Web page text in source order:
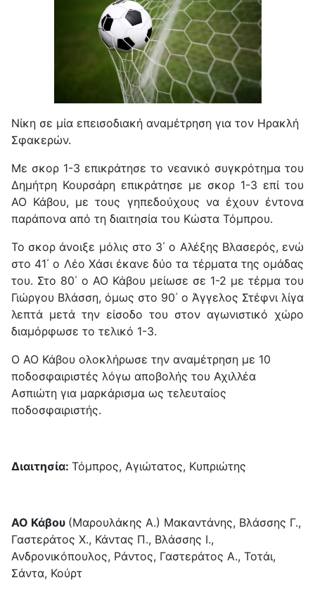
Νίκη σε μία επεισοδιακή αναμέτρηση για τον Ηρακλή
Σφακερών.
Με σκορ 1-3 επικράτησε το νεανικό συγκρότημα του
Δημήτρη Κουρσάρη επικράτησε με σκορ 1-3 επί του
ΑΟ Κάβου, με τους γηπεδούχους να έχουν έντονα
παράπονα από τη διαιτησία του Κώστα Τόμπρου.
Το σκορ άνοιξε μόλις στο 3΄ ο Αλέξης Βλασερός, ενώ
στο 41΄ ο Λέο Χάσι έκανε δύο τα τέρματα της ομάδας
του. Στο 80΄ ο ΑΟ Κάβου μείωσε σε 1-2 με τέρμα του
Γιώργου Βλάσση, όμως στο 90΄ ο Άγγελος Στέφνι λίγα
λεπτά μετά την είσοδο του στον αγωνιστικό χώρο
διαμόρφωσε το τελικό 1-3.
Ο ΑΟ Κάβου ολοκλήρωσε την αναμέτρηση με 10
ποδοσφαιριστές λόγω αποβολής του Αχιλλέα
Ασπιώτη για μαρκάρισμα ως τελευταίος
ποδοσφαιριστής.
Διαιτησία: Τόμπρος, Αγιώτατος, Κυπριώτης
ΑΟ Κάβου (Μαρουλάκης Α.) Μακαντάνης, Βλάσσης Γ.,
Γαστεράτος Χ., Κάντας Π., Βλάσσης Ι.,
Ανδρονικόπουλος, Ράντος, Γαστεράτος Α., Τοτάι,
Σάντα, Κούρτ